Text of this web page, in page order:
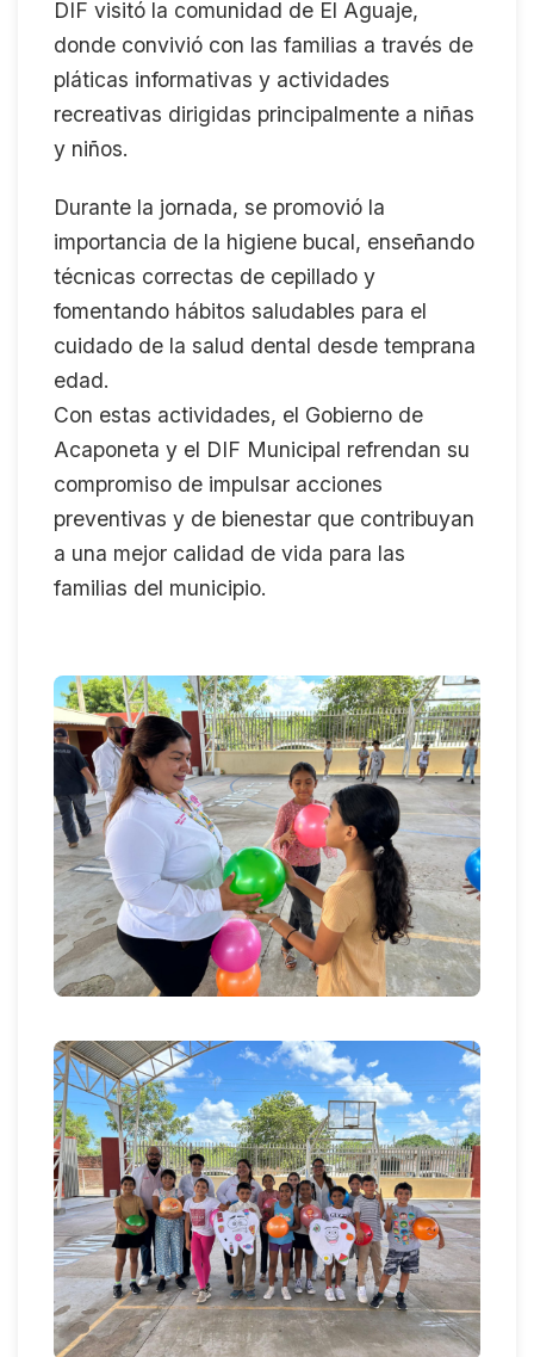
DIF visitó la comunidad de El Aguaje,
donde convivió con las familias a través de
pláticas informativas y actividades
recreativas dirigidas principalmente a niñas
y niños.
Durante la jornada, se promovió la
importancia de la higiene bucal, enseñando
técnicas correctas de cepillado y
fomentando hábitos saludables para el
cuidado de la salud dental desde temprana
edad.
Con estas actividades, el Gobierno de
Acaponeta y el DIF Municipal refrendan su
compromiso de impulsar acciones
preventivas y de bienestar que contribuyan
a una mejor calidad de vida para las
familias del municipio.